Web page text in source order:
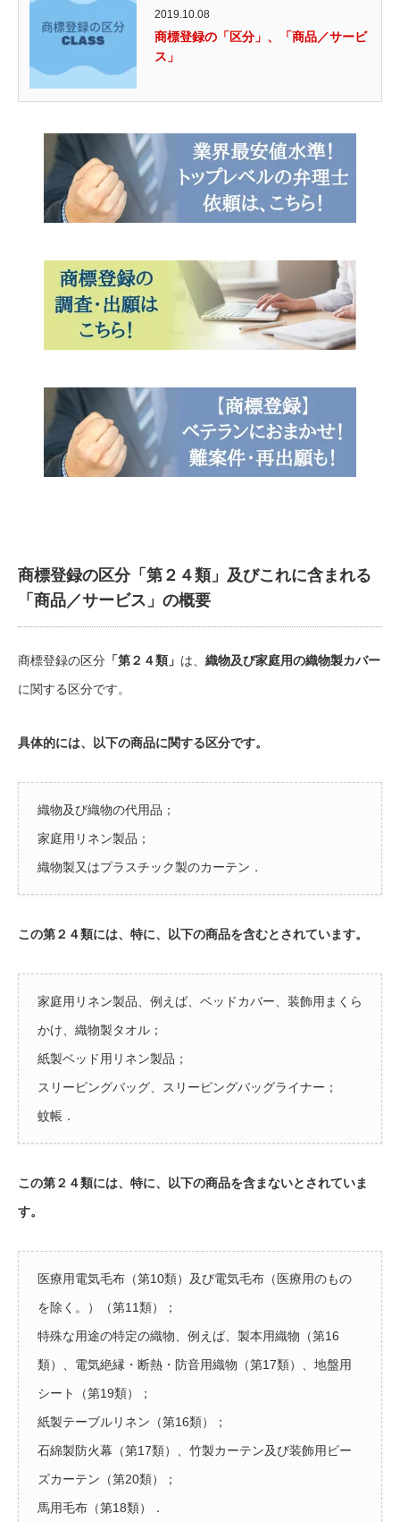
2019.10.08
商標登録の「区分」、「商品／サービ
ス」
商標登録の区分「第２４類」及びこれに含まれる
「商品／サービス」の概要
商標登録の区分 「第２４類」 は、 織物及び家庭用の織物製カバー
に関する区分です。
具体的には、以下の商品に関する区分です。
織物及び織物の代用品；
家庭用リネン製品；
織物製又はプラスチック製のカーテン．
この第２４類には、特に、以下の商品を含むとされています。
家庭用リネン製品、例えば、ベッドカバー、装飾用まくら
かけ、織物製タオル；
紙製ベッド用リネン製品；
スリーピングバッグ、スリーピングバッグライナー；
蚊帳．
この第２４類には、特に、以下の商品を含まないとされていま
す。
医療用電気毛布（第10類）及び電気毛布（医療用のもの
を除く。）（第11類）；
特殊な用途の特定の織物、例えば、製本用織物（第16
類）、電気絶縁・断熱・防音用織物（第17類）、地盤用
シート（第19類）；
紙製テーブルリネン（第16類）；
石綿製防火幕（第17類）、竹製カーテン及び装飾用ビー
ズカーテン（第20類）；
馬用毛布（第18類）．